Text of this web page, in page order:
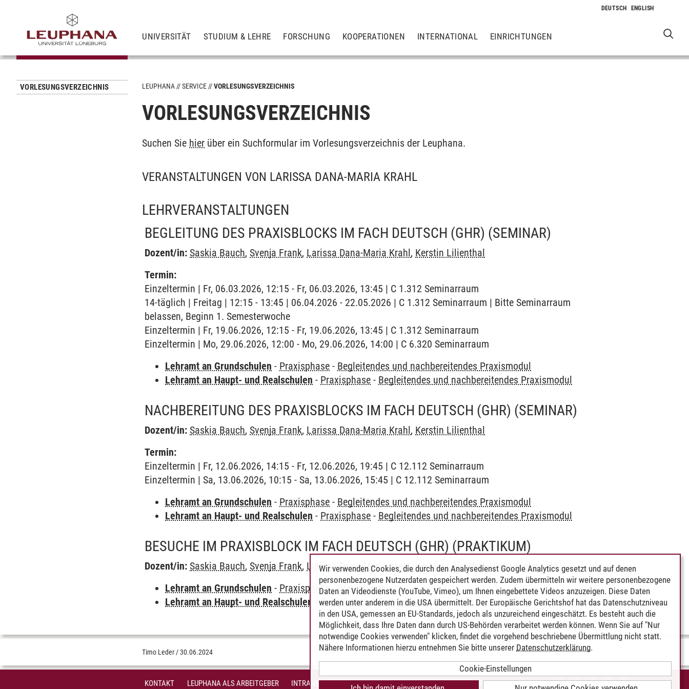
UNIVERSITÄT STUDIUM & LEHRE FORSCHUNG KOOPERATIONEN INTERNATIONAL EINRICHTUNGEN
VORLESUNGSVERZEICHNIS LEUPHANA SERVICE VORLESUNGSVERZEICHNIS
VORLESUNGSVERZEICHNIS
Suchen Sie hier über ein Suchformular im Vorlesungsverzeichnis der Leuphana.
VERANSTALTUNGEN VON LARISSA DANA-MARIA KRAHL
LEHRVERANSTALTUNGEN
BEGLEITUNG DES PRAXISBLOCKS IM FACH DEUTSCH (GHR) (SEMINAR)
Dozent/in: Saskia Bauch, Svenja Frank, Larissa Dana-Maria Krahl, Kerstin Lilienthal
Termin:
Einzeltermin | Fr, 06.03.2026, 12:15 - Fr, 06.03.2026, 13:45 | C 1.312 Seminarraum
14-täglich | Freitag | 12:15 - 13:45 | 06.04.2026 - 22.05.2026 | C 1.312 Seminarraum | Bitte Seminarraum
belassen, Beginn 1. Semesterwoche
Einzeltermin | Fr, 19.06.2026, 12:15 - Fr, 19.06.2026, 13:45 | C 1.312 Seminarraum
Einzeltermin | Mo, 29.06.2026, 12:00 - Mo, 29.06.2026, 14:00 | C 6.320 Seminarraum
Lehramt an Grundschulen - Praxisphase - Begleitendes und nachbereitendes Praxismodul
Lehramt an Haupt- und Realschulen - Praxisphase - Begleitendes und nachbereitendes Praxismodul
NACHBEREITUNG DES PRAXISBLOCKS IM FACH DEUTSCH (GHR) (SEMINAR)
Dozent/in: Saskia Bauch, Svenja Frank, Larissa Dana-Maria Krahl, Kerstin Lilienthal
Termin:
Einzeltermin | Fr, 12.06.2026, 14:15 - Fr, 12.06.2026, 19:45 | C 12.112 Seminarraum
Einzeltermin | Sa, 13.06.2026, 10:15 - Sa, 13.06.2026, 15:45 | C 12.112 Seminarraum
Lehramt an Grundschulen - Praxisphase - Begleitendes und nachbereitendes Praxismodul
Lehramt an Haupt- und Realschulen - Praxisphase - Begleitendes und nachbereitendes Praxismodul
BESUCHE IM PRAXISBLOCK IM FACH DEUTSCH (GHR) (PRAKTIKUM)
Dozent/in: Saskia Bauch, Svenja Frank, Larissa Dana-Maria Krahl,Kerstin Lilienthal,Ulrike Steierwald
Lehramt an Grundschulen - Praxisphase-Praxisblock
Lehramt an Haupt- und Realschulen
-Praxisphase-Praxisblock
Timo Leder /30.06.2024
KONTAKT LEUPHANA ALS ARBEITGEBER INTRANET IMPRESSUM DATENSCHUTZ BARRIEREFREIHEIT
Wir verwenden Cookies, die durch den Analysedienst Google Analytics gesetzt und auf denen
personenbezogene Nutzerdaten gespeichert werden. Zudem übermitteln wir weitere personenbezogene
Daten an Videodienste (YouTube, Vimeo), um Ihnen eingebettete Videos anzuzeigen. Diese Daten
werden unter anderem in die USA übermittelt. Der Europäische Gerichtshof hat das Datenschutzniveau
in den USA, gemessen an EU-Standards, jedoch als unzureichend eingeschätzt. Es besteht auch die
Möglichkeit, dass Ihre Daten dann durch US-Behörden verarbeitet werden können. Wenn Sie auf "Nur
notwendige Cookies verwenden" klicken, findet die vorgehend beschriebene Übermittlung nicht statt.
Nähere Informationen hierzu entnehmen Sie bitte unserer Datenschutzerklärung.
Cookie-Einstellungen